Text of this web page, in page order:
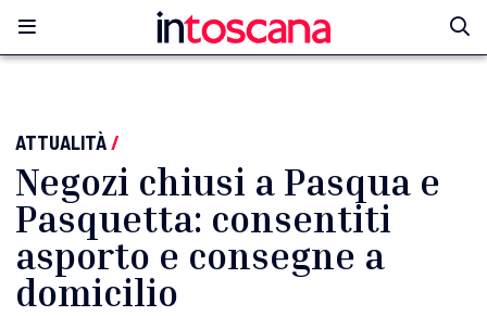
ATTUALITÀ/
Negozi chiusi a Pasqua e
Pasquetta: consentiti
asporto e consegne a
domicilio